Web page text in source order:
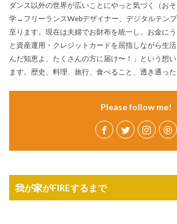
ダンス以外の世界が広いことにやっと気づく（お
学→フリーランスWebデザイナー、デジタルテン
至ります。現在は夫婦でお財布を統一し、お金に
と資産運用・クレジットカードを屈指しながら生
んだ知恵よ、たくさんの方に届け〜！」という想
ます。歴史、料理、旅行、食べること、透き通った
Please follow me!
我が家がFIREするまで